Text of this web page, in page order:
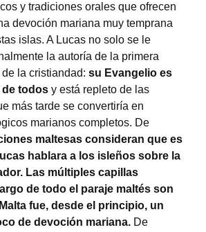
y tradiciones orales que ofrecen
devoción mariana muy temprana
islas. A Lucas no solo se le
la autoría de la primera
la cristiandad: su Evangelio es
de todos y está repleto de las
más tarde se convertiría en
marianos completos. De
maltesas consideran que es
hablara a los isleños sobre la
Las múltiples capillas
de todo el paraje maltés son
fue, desde el principio, un
de devoción mariana. De